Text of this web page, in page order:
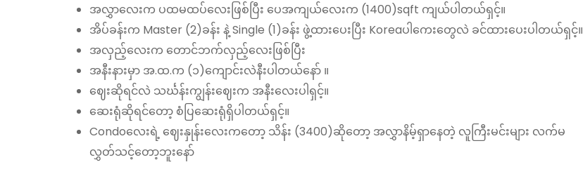
အလွှာလေးက ပထမထပ်လေးဖြစ်ပြီး ပေအကျယ်လေးက (1400)sqft ကျယ်ပါတယ်ရှင့်။
အိပ်ခန်းက Master (2)ခန်း နဲ့ Single (1)ခန်း ဖွဲ့ထားပေးပြီး Koreaပါကေးတွေလဲ ခင်ထားပေးပါတယ်ရှင့်။
အလှည့်လေးက တောင်ဘက်လှည့်လေးဖြစ်ပြီး
အနီးနားမှာ အ.ထ.က (၁)ကျောင်းလဲနီးပါတယ်နော် ။
ဈေးဆိုရင်လဲ သင်္ဃန်းကျွန်းဈေးက အနီးလေးပါရှင့်။
ဆေးရုံဆိုရင်တော့ စံပြဆေးရုံရှိပါတယ်ရှင့်။
Condoလေးရဲ့ ဈေးနှုန်းလေးကတော့ သိန်း (3400)ဆိုတော့ အလွှာနိမ့်ရှာနေတဲ့ လူကြီးမင်းများ လက်မ
လွှတ်သင့်တော့ဘူးနော်